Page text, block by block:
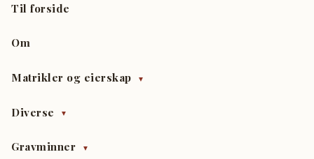
Til forside
Om
Matrikler og eierskap ▼
Diverse ▼
Gravminner ▼